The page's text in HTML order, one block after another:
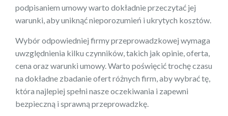
podpisaniem umowy warto dokładnie przeczytać jej
warunki, aby uniknąć nieporozumień i ukrytych kosztów.
Wybór odpowiedniej firmy przeprowadzkowej wymaga
uwzględnienia kilku czynników, takich jak opinie, oferta,
cena oraz warunki umowy. Warto poświęcić trochę czasu
na dokładne zbadanie ofert różnych firm, aby wybrać tę,
która najlepiej spełni nasze oczekiwania i zapewni
bezpieczną i sprawną przeprowadzkę.